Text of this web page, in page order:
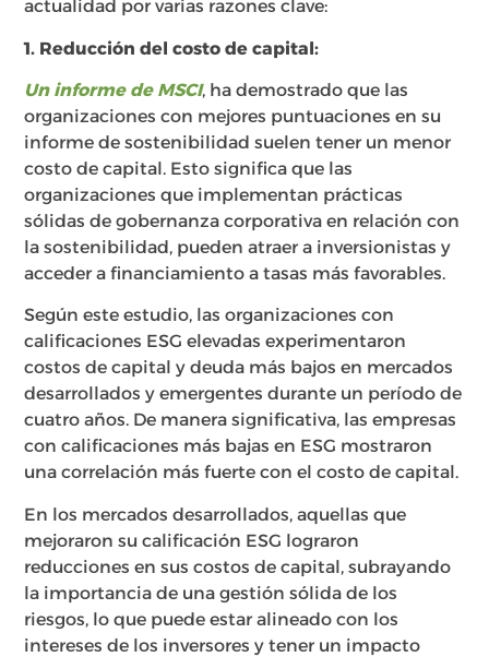
actualidad por varias razones clave:
1. Reducción del costo de capital:
Un informe de MSCI, ha demostrado que las
organizaciones con mejores puntuaciones en su
informe de sostenibilidad suelen tener un menor
costo de capital. Esto significa que las
organizaciones que implementan prácticas
sólidas de gobernanza corporativa en relación con
la sostenibilidad, pueden atraer a inversionistas y
acceder a financiamiento a tasas más favorables.
Según este estudio, las organizaciones con
calificaciones ESG elevadas experimentaron
costos de capital y deuda más bajos en mercados
desarrollados y emergentes durante un período de
cuatro años. De manera significativa, las empresas
con calificaciones más bajas en ESG mostraron
una correlación más fuerte con el costo de capital.
En los mercados desarrollados, aquellas que
mejoraron su calificación ESG lograron
reducciones en sus costos de capital, subrayando
la importancia de una gestión sólida de los
riesgos, lo que puede estar alineado con los
intereses de los inversores y tener un impacto